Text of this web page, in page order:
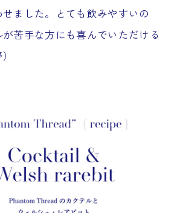
ました。とても飲みやすいの
苦手な方にも喜んでいただける